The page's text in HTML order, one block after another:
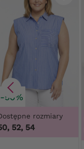
-50%
rozmiary
52, 54